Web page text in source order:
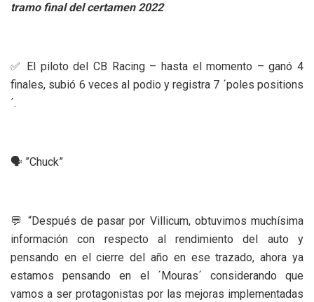
tramo final del certamen 2022
✅ El piloto del CB Racing – hasta el momento – ganó 4
finales, subió 6 veces al podio y registra 7 ´poles positions
´.
🗣️ ”Chuck”
💬 “Después de pasar por Villicum, obtuvimos muchísima
información con respecto al rendimiento del auto y
pensando en el cierre del año en ese trazado, ahora ya
estamos pensando en el ´Mouras´ considerando que
vamos a ser protagonistas por las mejoras implementadas